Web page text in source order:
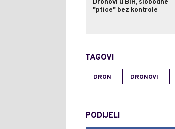
Dronovi u BiH, slobodne
"ptice" bez kontrole
TAGOVI
DRON DRONOVI
PODIJELI